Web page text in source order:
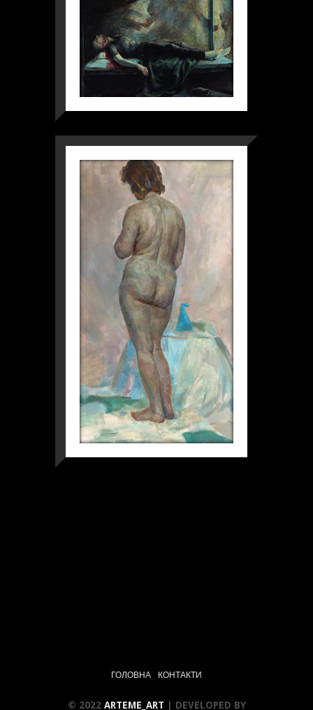
ГОЛОВНА КОНТАКТИ
© 2022 ARTEME_ART | DEVELOPED BY